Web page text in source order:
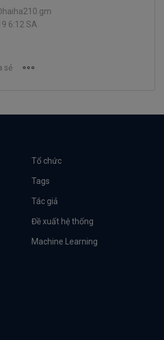
6:12 SA
sẻ
Tổ chức
Tags
Tác giả
Đề xuất hệ thống
Machine Learning